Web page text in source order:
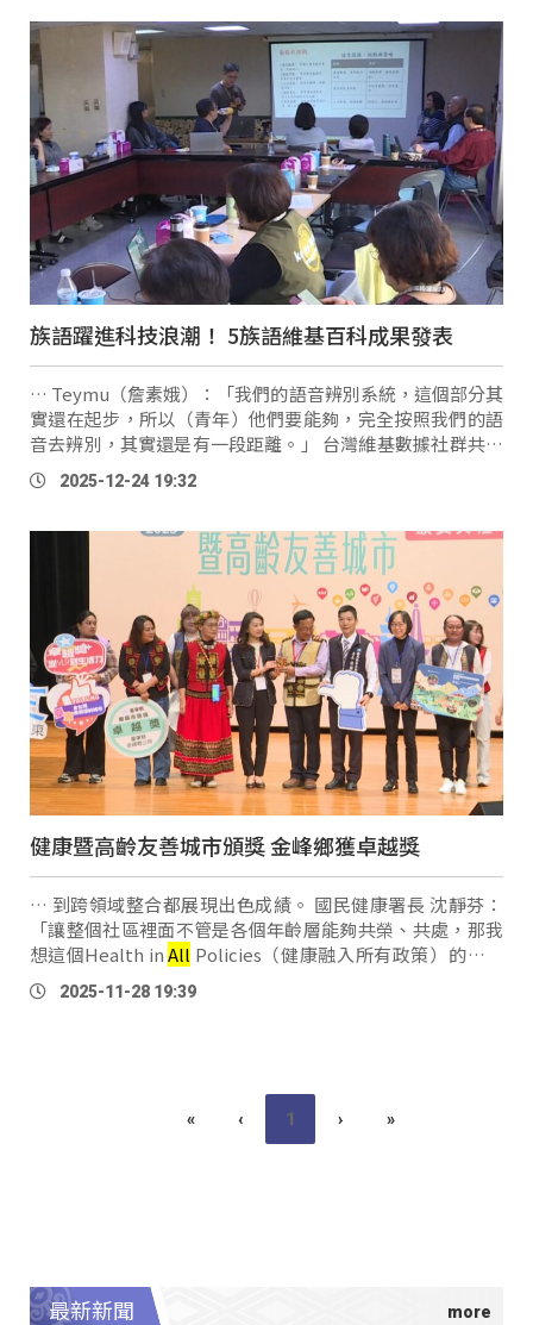
族語躍進科技浪潮！ 5族語維基百科成果發表
… Teymu（詹素娥）：「我們的語音辨別系統，這個部分其
實還在起步，所以（青年）他們要能夠，完全按照我們的語
音去辨別，其實還是有一段距離。」 台灣維基數據社群共同
召集人Allen：「無論是wikipitiya、wikidata也好，或是整
個維基媒體的平臺，都是AI很重要的素材，不管是英文 …
2025-12-24 19:32
健康暨高齡友善城市頒獎 金峰鄉獲卓越獎
… 到跨領域整合都展現出色成績。 國民健康署長 沈靜芬：
「讓整個社區裡面不管是各個年齡層能夠共榮、共處，那我
想這個Health inAll Policies（健康融入所有政策）的概念
不是只有在健康而已，而是在生活當中的每一個面向，舉凡
你的吃住行這些。」 署長也表示，透 …
2025-11-28 19:39
« ‹ 1 › »
最新新聞